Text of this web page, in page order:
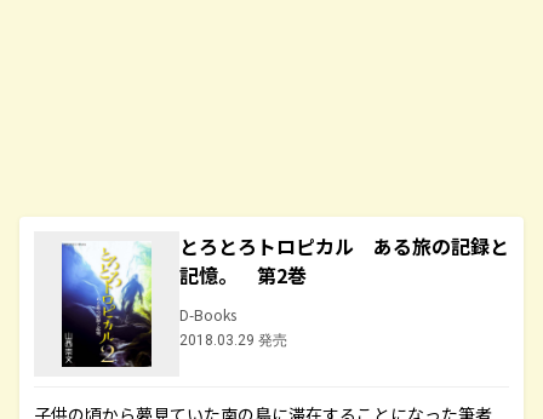
とろとろトロピカル ある旅の記録と
記憶。 第2巻
D-Books
2018.03.29 発売
子供の頃から夢見ていた南の島に滞在することになった筆者